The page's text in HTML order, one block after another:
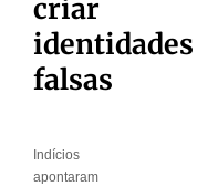
criar
identidades
falsas
Indícios
apontaram